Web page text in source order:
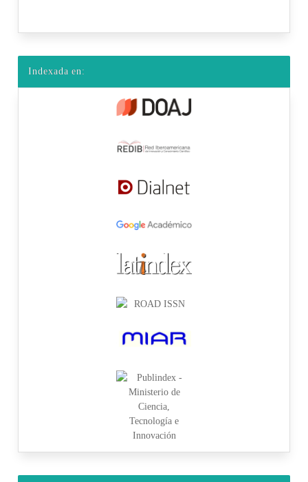
Indexada en: